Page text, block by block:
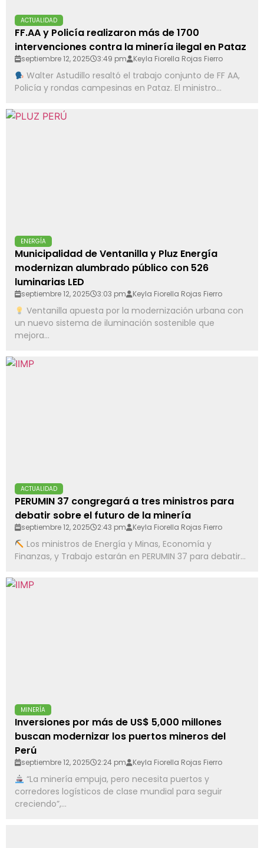
ACTUALIDAD
FF.AA y Policía realizaron más de 1700
intervenciones contra la minería ilegal en Pataz
septiembre 12, 2025 3:49 pm Keyla Fiorella Rojas Fierro
Walter Astudillo resaltó el trabajo conjunto de FF AA,
Policía y rondas campesinas en Pataz. El ministro...
ENERGÍA
Municipalidad de Ventanilla y Pluz Energía
modernizan alumbrado público con 526
luminarias LED
septiembre 12, 2025 3:03 pm Keyla Fiorella Rojas Fierro
Ventanilla apuesta por la modernización urbana con
un nuevo sistema de iluminación sostenible que
mejora...
ACTUALIDAD
PERUMIN 37 congregará a tres ministros para
debatir sobre el futuro de la minería
septiembre 12, 2025 2:43 pm Keyla Fiorella Rojas Fierro
Los ministros de Energía y Minas, Economía y
Finanzas, y Trabajo estarán en PERUMIN 37 para debatir...
MINERÍA
Inversiones por más de US$ 5,000 millones
buscan modernizar los puertos mineros del
Perú
septiembre 12, 2025 2:24 pm Keyla Fiorella Rojas Fierro
“La minería empuja, pero necesita puertos y
corredores logísticos de clase mundial para seguir
creciendo”,...